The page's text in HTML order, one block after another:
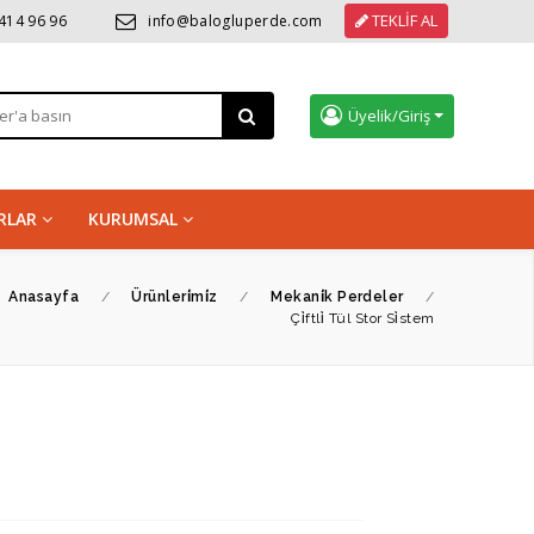
96 96 info@balogluperde.com TEKLİF AL
Üyelik/Giriş
KURUMSAL
Anasayfa / Ürünleri̇mi̇z / Mekani̇k Perdeler
/
Çi̇ftli̇ Tül Stor Si̇stem